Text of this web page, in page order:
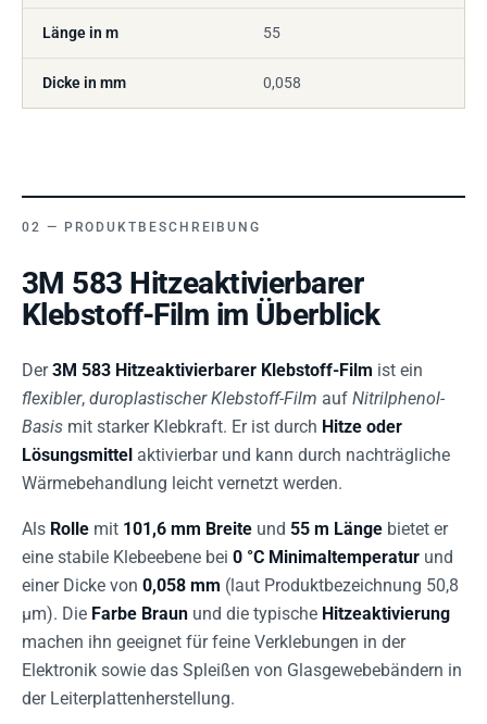
Länge in m 55
Dicke in mm 0,058
PRODUKTBESCHREIBUNG
3M 583 Hitzeaktivierbarer
Klebstoff-Film im Überblick
Der3M 583 Hitzeaktivierbarer Klebstoff-Film ist ein
flexibler, duroplastischer Klebstoff-Film auf Nitrilphenol-
Basis mit starker Klebkraft. Er ist durch Hitze oder
Lösungsmittel aktivierbar und kann durch nachträgliche
Wärmebehandlung leicht vernetzt werden.
Als Rolle mit 101,6 mm Breite und 55 m Länge bietet er
eine stabile Klebeebene bei 0 °C Minimaltemperatur und
einer Dicke von 0,058 mm (laut Produktbezeichnung 50,8
µm). Die Farbe Braun und die typische Hitzeaktivierung
machen ihn geeignet für feine Verklebungen in der
Elektronik sowie das Spleißen von Glasgewebebändern in
der Leiterplattenherstellung.